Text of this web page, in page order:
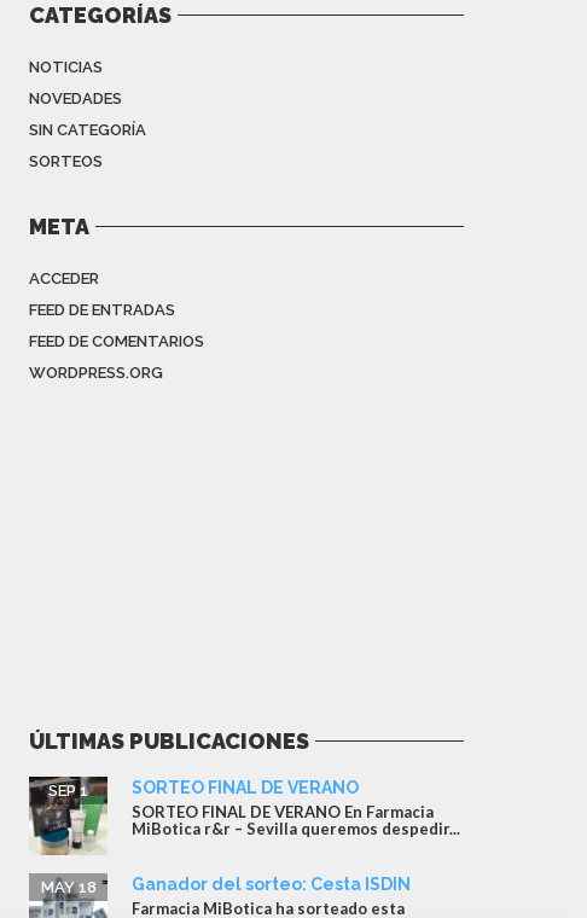
CATEGORÍAS
NOTICIAS
NOVEDADES
SIN CATEGORÍA
SORTEOS
META
ACCEDER
FEED DE ENTRADAS
FEED DE COMENTARIOS
WORDPRESS.ORG
ÚLTIMAS PUBLICACIONES
SORTEO FINAL DE VERANO
SEP 1
SORTEO FINAL DE VERANO En Farmacia
MiBotica r&r – Sevilla queremos despedir...
Ganador del sorteo: Cesta ISDIN
MAY 18
Farmacia MiBotica ha sorteado esta